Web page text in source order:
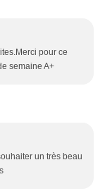
pour ce
semaine A+
un très beau